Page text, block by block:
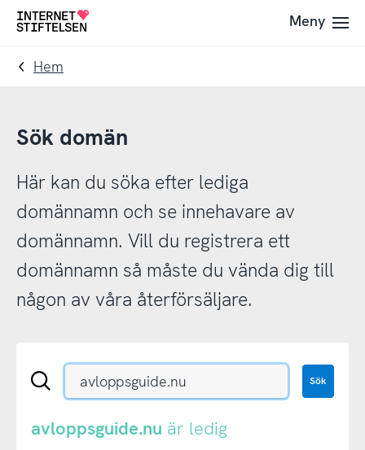
Till
navigering
Till
innehåll
Till
Meny
Hem
Sök domän
Här kan du söka efter lediga
domännamn och se innehavare av
domännamn. Vill du registrera ett
domännamn så måste du vända dig till
någon av våra återförsäljare.
Sök
eller
.nu-
Sök
avloppsguide.nu är ledig